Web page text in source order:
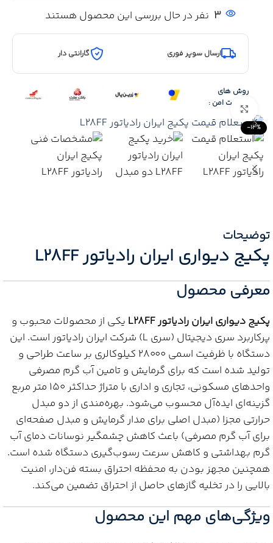
-13%
Click to enlarge
3 نفر در حال بررسی این محصول هستند
ارسال سوپر فوری گارانتی دار
روش های
پرداخت امن :
توضیحات
پکیج دیواری ایران رادیاتور L28FF
معرفی محصول
پکیج دیواری ایران رادیاتور L28FF
یکی از محصولات محبوب و
پرکاربرد سری دیجیتال (سری L) شرکت ایران رادیاتور است. این
دستگاه با ظرفیت اسمی ۲۸۰۰۰ کیلوکالری بر ساعت طراحی و
تولید شده است که برای گرمایش و تامین آب گرم مصرفی
واحدهای مسکونی، تجاری و اداری با متراژ حداکثر ۱۵۰ متر مربع
گزینه‌ای ایده‌آل محسوب می‌شود. بهره‌مندی از دو مبدل
حرارتی مجزا (مبدل اصلی برای مدار گرمایش و مبدل صفحه‌ای
برای آب گرم مصرفی) باعث کاهش چشمگیر نوسانات دمای آب
گرم بهداشتی و کاهش سرعت رسوب‌گیری دستگاه شده است.
همچنین مجهز بودن به محفظه احتراق بسته فن‌دار، امنیت
بالایی را در تخلیه گازهای حاصل از احتراق تضمین می‌کند.
ویژگی‌های مهم این محصول